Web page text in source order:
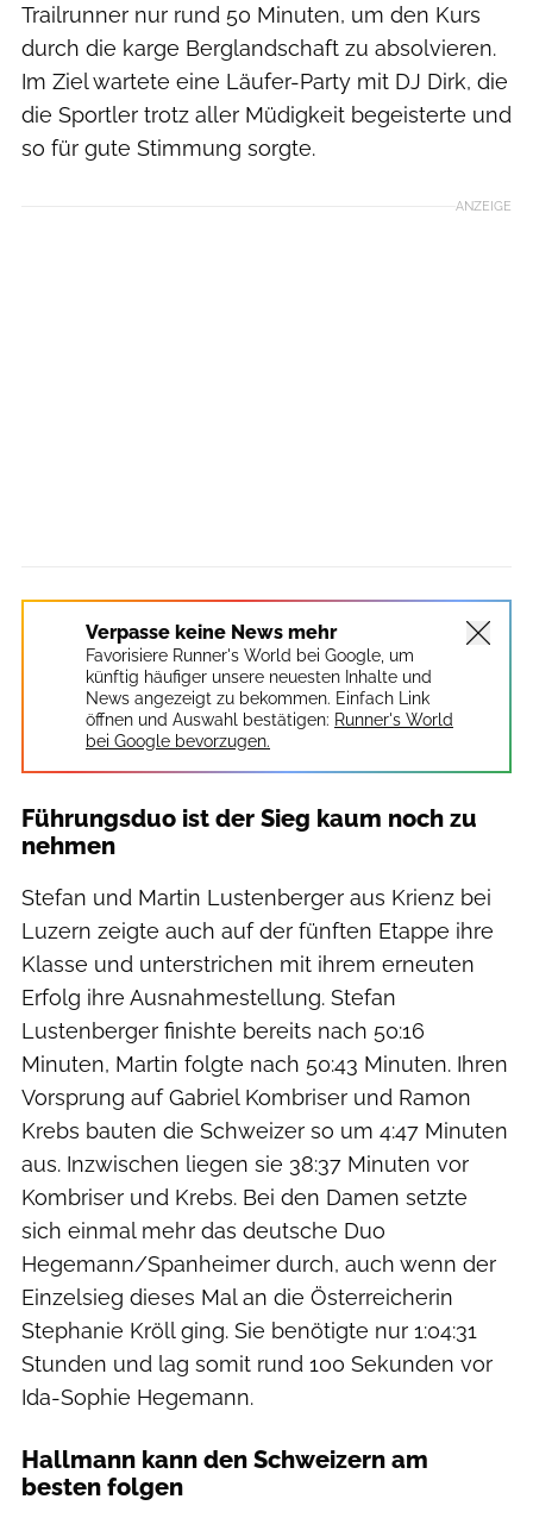
Trailrunner nur rund 50 Minuten, um den Kurs
durch die karge Berglandschaft zu absolvieren.
Im Ziel wartete eine Läufer-Party mit DJ Dirk, die
die Sportler trotz aller Müdigkeit begeisterte und
so für gute Stimmung sorgte.
ANZEIGE
Verpasse keine News mehr
Favorisiere Runner's World bei Google, um
künftig häufiger unsere neuesten Inhalte und
News angezeigt zu bekommen. Einfach Link
öffnen und Auswahl bestätigen: Runner's World
bei Google bevorzugen.
Führungsduo ist der Sieg kaum noch zu
nehmen
Stefan und Martin Lustenberger aus Krienz bei
Luzern zeigte auch auf der fünften Etappe ihre
Klasse und unterstrichen mit ihrem erneuten
Erfolg ihre Ausnahmestellung. Stefan
Lustenberger finishte bereits nach 50:16
Minuten, Martin folgte nach 50:43 Minuten. Ihren
Vorsprung auf Gabriel Kombriser und Ramon
Krebs bauten die Schweizer so um 4:47 Minuten
aus. Inzwischen liegen sie 38:37 Minuten vor
Kombriser und Krebs. Bei den Damen setzte
sich einmal mehr das deutsche Duo
Hegemann/Spanheimer durch, auch wenn der
Einzelsieg dieses Mal an die Österreicherin
Stephanie Kröll ging. Sie benötigte nur 1:04:31
Stunden und lag somit rund 100 Sekunden vor
Ida-Sophie Hegemann.
Hallmann kann den Schweizern am
besten folgen